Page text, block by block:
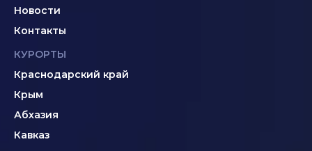
Новости
Контакты
КУРОРТЫ
Краснодарский край
Крым
Абхазия
Кавказ